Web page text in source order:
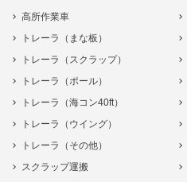
高所作業車
トレーラ（まな板）
トレーラ（スクラップ）
トレーラ（ポール）
トレーラ（海コン40ft）
トレーラ（ウイング）
トレーラ（その他）
スクラップ運搬